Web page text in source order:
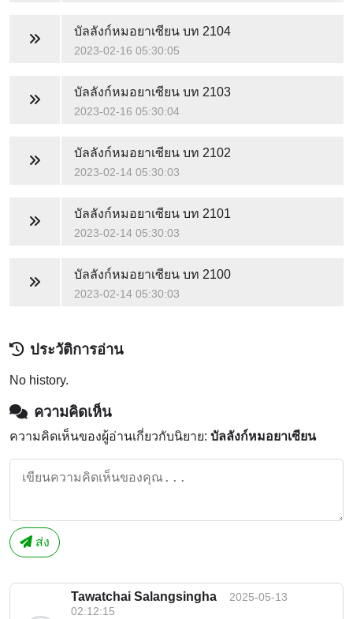
บัลลังก์หมอยาเซียนบท 2104
2023-02-16 05:30:05
บัลลังก์หมอยาเซียนบท 2103
2023-02-16 05:30:04
บัลลังก์หมอยาเซียนบท 2102
2023-02-14 05:30:03
บัลลังก์หมอยาเซียนบท 2101
2023-02-14 05:30:03
บัลลังก์หมอยาเซียนบท 2100
2023-02-14 05:30:03
ประวัติการอ่าน
No history.
ความคิดเห็น
ความคิดเห็นของผู้อ่านเกี่ยวกับนิยาย: บัลลังก์หมอยาเซียน
ส่ง
Tawatchai Salangsingha
2025-05-13
02:12:15